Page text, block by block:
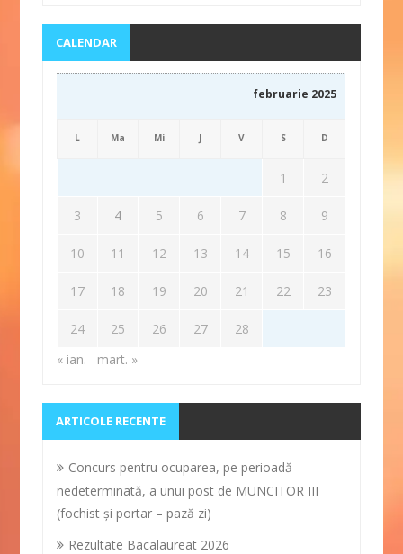
CALENDAR
februarie 2025
L Ma Mi J V S D
1 2
3 4 5 6 7 8 9
10 11 12 13 14 15 16
17 18 19 20 21 22 23
24 25 26 27
28
« ian.
mart. »
ARTICOLE RECENTE
Concurs pentru ocuparea, pe perioadă
nedeterminată, a unui post de MUNCITOR III
(fochist și portar – pază zi)
Rezultate Bacalaureat 2026